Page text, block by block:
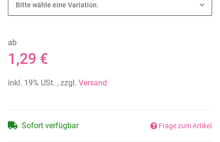
Bitte wähle eine Variation.
ab
1,29 €
inkl. 19% USt. , zzgl. Versand
Sofort verfügbar Frage zum Artikel